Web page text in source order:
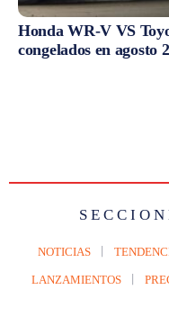
Honda WR-V VS
congelados en agosto
NOTICIAS
LANZAMIENTOS